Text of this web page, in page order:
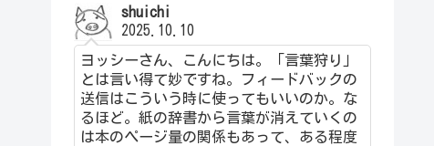
shuichi
2025.10.10
ヨッシーさん、こんにちは。「言葉狩り」
とは言い得て妙ですね。フィードバックの
送信はこういう時に使ってもいいのか。な
るほど。紙の辞書から言葉が消えていくの
は本のページ量の関係もあって、ある程度